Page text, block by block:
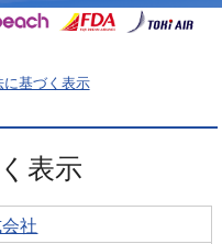
基づく表示
表示
社